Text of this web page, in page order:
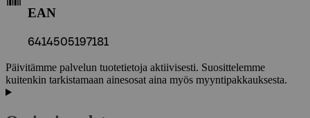
EAN
6414505197181
Päivitämme palvelun tuotetietoja aktiivisesti. Suosittelemme
kuitenkin tarkistamaan ainesosat aina myös myyntipakkauksesta.